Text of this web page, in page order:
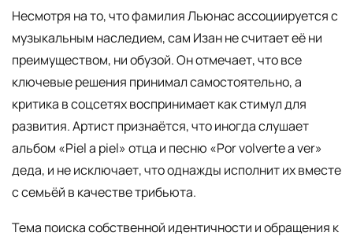
Несмотря на то, что фамилия Льюнас ассоциируется с
музыкальным наследием, сам Изан не считает её ни
преимуществом, ни обузой. Он отмечает, что все
ключевые решения принимал самостоятельно, а
критика в соцсетях воспринимает как стимул для
развития. Артист признаётся, что иногда слушает
альбом «Piel a piel» отца и песню «Por volverte a ver»
деда, и не исключает, что однажды исполнит их вместе
с семьёй в качестве трибьюта.
Тема поиска собственной идентичности и обращения к